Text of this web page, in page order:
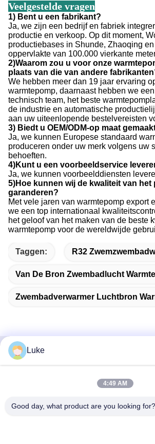
Veelgestelde vragen
1) Bent u een fabrikant?
Ja, we zijn een bedrijf en fabriek
productie en verkoop. Op dit moment,
productiebases in Shunde, Zhaoqing
oppervlakte van 100.000 vierkante
2)Waarom zou u voor onze
plaats van die van andere
We hebben meer dan 19 jaar ervaring
warmtepomp, daarnaast hebben we
technisch team, het beste
de industrie en automatische
aan uw uiteenlopende bestelvereisten
3) Biedt u OEM/ODM-op maat
Ja, we kunnen Europese standaard
produceren onder uw merk volgens uw
behoeften.
4)Kunt u een voorbeeldservice
Ja, we kunnen voorbeelddiensten
5)Hoe kunnen wij de kwaliteit van het
garanderen?
Met vele jaren van warmtepomp export
we een top internationaal
het geloof van het maken van de beste
warmtepomp voor de wereldwijde
Taggen: R32
Van De Bron Zwembadlucht
Zwembadverwarmer Luchtbron
Snel contact
Park, Shunde District, Foshan 528000,
Luke
4:49 AM
Good day, what product are you looking for?